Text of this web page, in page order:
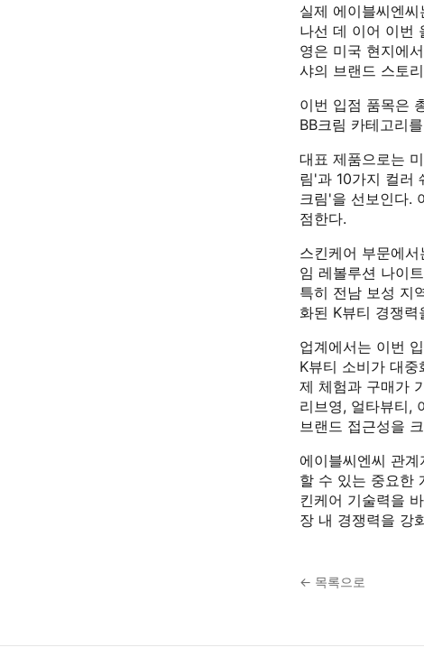
실제 에이블씨엔
나선 데 이어 이번
영은 미국 현지에
샤의 브랜드 스토
이번 입점 품목은
BB크림 카테고리
대표 제품으로는
림'과 10가지 컬러
크림'을 선보인다.
점한다.
스킨케어 부문에
임 레볼루션 나이
특히 전남 보성 지
화된 K뷰티 경쟁
업계에서는 이번
K뷰티 소비가 대
제 체험과 구매가
리브영, 얼타뷰티,
브랜드 접근성을
에이블씨엔씨 관
할 수 있는 중요한
킨케어 기술력을
장 내 경쟁력을 강
← 목록으로